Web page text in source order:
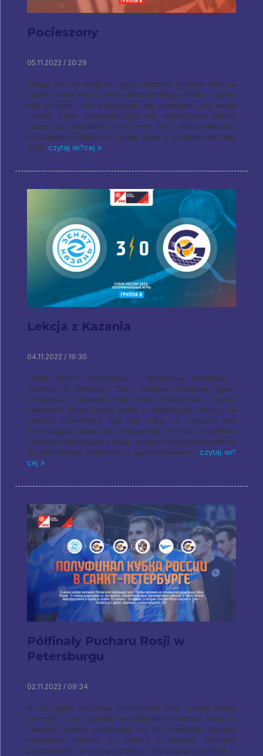
Pocieszony
05.11.2022 / 20:29
Surgut po raz drugi w ciągu miesiąca pokonał ASK na
sucho. Debiut meczu nie oznaczał takiego finału – rywale
byli na równi, nie puszczając się nawzajem, niż jedna
rozbita piłka. Gazprom-Ugra nie wykorzystał dobrej
szansy na oderwanie się od mety 10:8 - Nikita Alekseev
nie zamienił odbicia, a potem wstał o trzymetrową linię,
10:10. czytaj wi?cej »
Lekcja z Kazania
04.11.2022 / 19:30
"Zenit Kazan": Christensen - Michajłow, A.Wołkow -
Wołwicz, D. Wołkow - Deru, Golubev „Gazprom-Ugra”:
Ozhiganov - Alekseev, Piun - Ionov, Makarenko - Katich,
Kabeshov Kiedy nawet jedna z najlepszych drużyn na
świecie przewraca się nad tobą, to zawsze jest
denerwujące. Nawet jeśli motywacja jest inna: chcieliśmy
zobaczyć nasze pod presją, a Kazań przygotowywał się
do jutrzejszego pojedynku z superzasadami z czytaj wi?
cej »
Półfinały Pucharu Rosji w
Petersburgu
02.11.2022 / 09:34
Na początku listopada Mistrzostwa Rosji zrobiły krótką
przerwę - aby wypełnić je półfinałami Pucharu Rosji. 12
Zespoły zostały podzielone na trzy kwartety, których
zwycięzcy dołączą do Fakela w Nowym Urengoju
bezpośrednio w walce o trofeum. Ale najpierw półfinał, w